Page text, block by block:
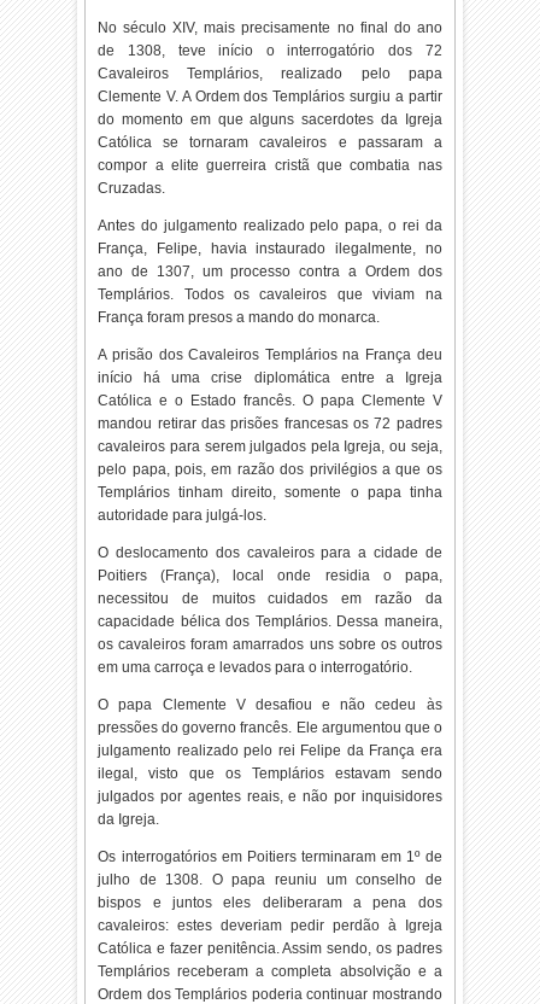
No século XIV, mais precisamente no final do ano
de 1308, teve início o interrogatório dos 72
Cavaleiros Templários, realizado pelo papa
Clemente V. A Ordem dos Templários surgiu a partir
do momento em que alguns sacerdotes da Igreja
Católica se tornaram cavaleiros e passaram a
compor a elite guerreira cristã que combatia nas
Cruzadas.
Antes do julgamento realizado pelo papa, o rei da
França, Felipe, havia instaurado ilegalmente, no
ano de 1307, um processo contra a Ordem dos
Templários. Todos os cavaleiros que viviam na
França foram presos a mando do monarca.
A prisão dos Cavaleiros Templários na França deu
início há uma crise diplomática entre a Igreja
Católica e o Estado francês. O papa Clemente V
mandou retirar das prisões francesas os 72 padres
cavaleiros para serem julgados pela Igreja, ou seja,
pelo papa, pois, em razão dos privilégios a que os
Templários tinham direito, somente o papa tinha
autoridade para julgá-los.
O deslocamento dos cavaleiros para a cidade de
Poitiers (França), local onde residia o papa,
necessitou de muitos cuidados em razão da
capacidade bélica dos Templários. Dessa maneira,
os cavaleiros foram amarrados uns sobre os outros
em uma carroça e levados para o interrogatório.
O papa Clemente V desafiou e não cedeu às
pressões do governo francês. Ele argumentou que o
julgamento realizado pelo rei Felipe da França era
ilegal, visto que os Templários estavam sendo
julgados por agentes reais, e não por inquisidores
da Igreja.
Os interrogatórios em Poitiers terminaram em 1º de
julho de 1308. O papa reuniu um conselho de
bispos e juntos eles deliberaram a pena dos
cavaleiros: estes deveriam pedir perdão à Igreja
Católica e fazer penitência. Assim sendo, os padres
Templários receberam a completa absolvição e a
Ordem dos Templários poderia continuar mostrando